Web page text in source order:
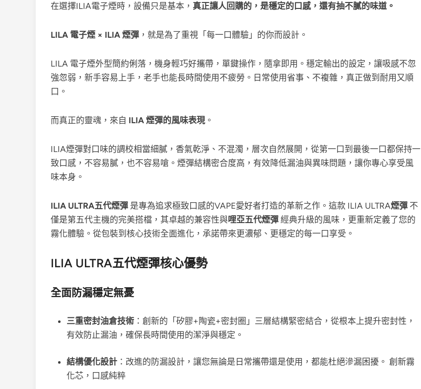
在選擇ILIA電子煙時，設備只是基本， 真正讓人回購的，是穩定的口感，還有抽不膩的味道。
LILA 電子煙 × ILIA 煙彈 ，就是為了重視「每一口體驗」的你而設計。
LILA 電子煙外型簡約俐落，機身輕巧好攜帶，單鍵操作，隨拿即用。穩定輸出的設定，讓吸感不忽
強忽弱，新手容易上手，老手也能長時間使用不疲勞。日常使用省事、不複雜，真正做到耐用又順
口。
而真正的靈魂，來自 ILIA 煙彈的風味表現。
ILIA煙彈對口味的調校相當細膩，香氣乾淨、不混濁，層次自然展開，從第一口到最後一口都保持一
致口感，不容易膩，也不容易嗆。煙彈結構密合度高，有效降低漏油與異味問題，讓你專心享受風
味本身。
ILIA ULTRA五代煙彈 是專為追求極致口感的VAPE愛好者打造的革新之作。這款 ILIA ULTRA煙彈 不
僅是第五代主機的完美搭檔，其卓越的兼容性與哩亞五代煙彈 經典升級的風味，更重新定義了您的
霧化體驗。從包裝到核心技術全面進化，承諾帶來更濃郁、更穩定的每一口享受。
ILIA ULTRA五代煙彈核心優勢
全面防漏穩定無憂
三重密封油倉技術 ：創新的「矽膠+陶瓷+密封圈」三層結構緊密結合，從根本上提升密封性，
有效防止漏油，確保長時間使用的潔淨與穩定。
結構優化設計 ：改進的防漏設計，讓您無論是日常攜帶還是使用，都能杜絕滲漏困擾。 創新霧
化芯，口感純粹